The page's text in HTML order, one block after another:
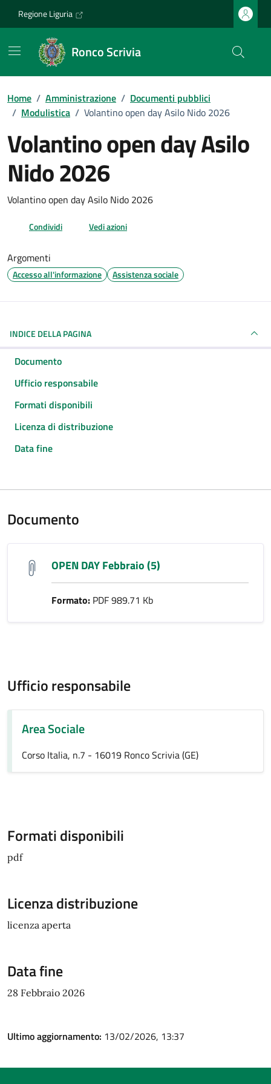
Regione Liguria
Ronco Scrivia
Home / Amministrazione / Documenti pubblici
/ Modulistica / Volantino open day Asilo Nido 2026
Volantino open day Asilo
Nido 2026
Dettagli del documento
Volantino open day Asilo Nido 2026
Condividi Vedi azioni
Argomenti
Accesso all'informazione Assistenza sociale
INDICE DELLA PAGINA
Documento
Ufficio responsabile
Formati disponibili
Licenza di distribuzione
Data fine
Documento
OPEN DAY Febbraio (5)
Formato: PDF 989.71 Kb
Ufficio responsabile
Area Sociale
Corso Italia, n.7 - 16019 Ronco Scrivia (GE)
Formati disponibili
pdf
Licenza distribuzione
licenza aperta
Data fine
28 Febbraio 2026
Ultimo aggiornamento: 13/02/2026, 13:37